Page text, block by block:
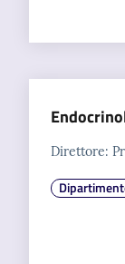
Direttore: